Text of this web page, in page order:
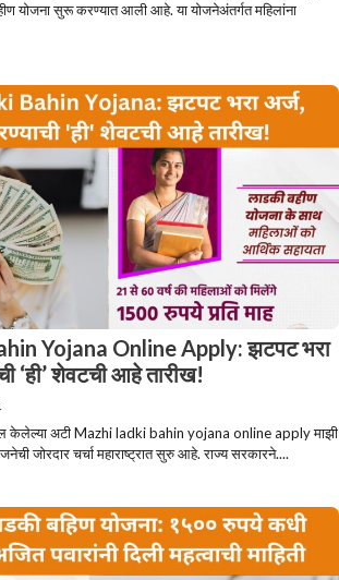
योजना सुरू करण्यात आली आहे. या योजनेअंतर्गत महिलांना
Yojana Online Apply: झटपट भरा
‘ही’ शेवटची आहे तारीख!
केलेल्या अटी Mazhi ladki bahin yojana online apply माझी
जोरदार चर्चा महाराष्ट्रात सुरु आहे. राज्य सरकारने....